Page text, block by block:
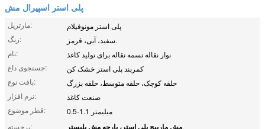
پلی استر اسپیرال مش
مارتریل:
پلی استر مونوفیلام
رنگ:
سفید، آبی، قرمز.
نام:
نوار نقاله تسمه نقاله برای تولید کاغذ
جستجوی داغ:
کمربند پلی استر خشک کن
بافت نوع:
حلقه کوچک، حلقه متوسط، حلقه بزرگ
نرم افزار:
صنعت کاغذ
قطر موضوع:
0.5-1.1 میلیمتر
برجسته:
مش مارپیچ پلی استر، پارچه مش پلیستر,